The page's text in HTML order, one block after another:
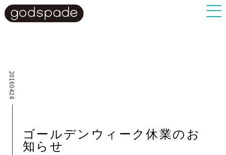
20160424
ゴールデンウィーク休業のお
知らせ